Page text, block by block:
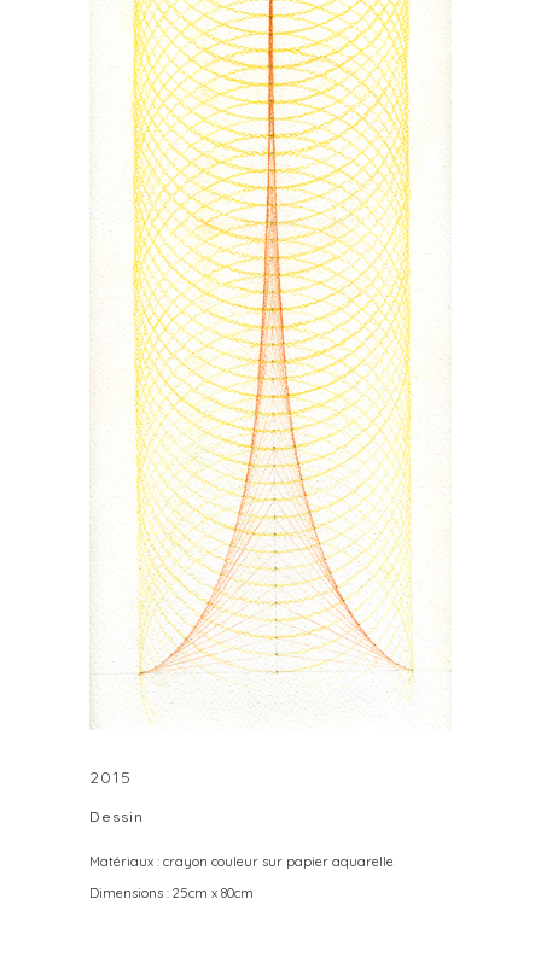
2015
Dessin
Matériaux : crayon couleur sur papier aquarelle
Dimensions : 25cm x 80cm